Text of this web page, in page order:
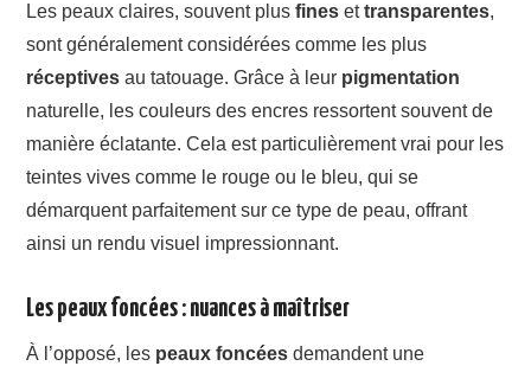
Les peaux claires, souvent plusfines ettransparentes,
sont généralement considérées comme les plus
réceptives au tatouage. Grâce à leur pigmentation
naturelle, les couleurs des encres ressortent souvent de
manière éclatante. Cela est particulièrement vrai pour les
teintes vives comme le rouge ou le bleu, qui se
démarquent parfaitement sur ce type de peau, offrant
ainsi un rendu visuel impressionnant.
Les peaux foncées : nuances à maîtriser
À l’opposé, les peaux foncées demandent une